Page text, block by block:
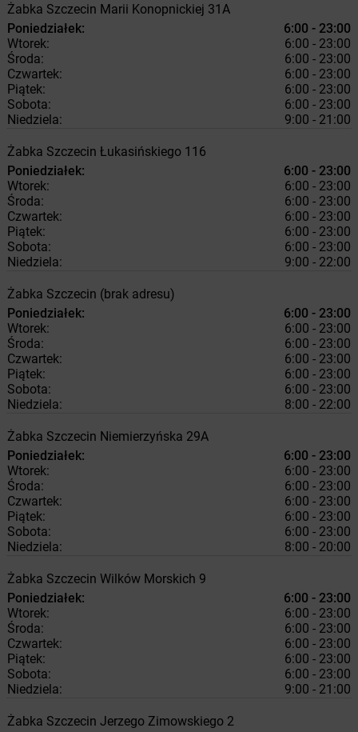
Żabka Szczecin Marii Konopnickiej 31A
Poniedziałek:
6:00 - 23:00
Wtorek:
6:00 - 23:00
Środa:
6:00 - 23:00
Czwartek:
6:00 - 23:00
Piątek:
6:00 - 23:00
Sobota:
6:00 - 23:00
Niedziela:
9:00 - 21:00
Żabka Szczecin Łukasińskiego 116
Poniedziałek:
6:00 - 23:00
Wtorek:
6:00 - 23:00
Środa:
6:00 - 23:00
Czwartek:
6:00 - 23:00
Piątek:
6:00 - 23:00
Sobota:
6:00 - 23:00
Niedziela:
9:00 - 22:00
Żabka Szczecin (brak adresu)
Poniedziałek:
6:00 - 23:00
Wtorek:
6:00 - 23:00
Środa:
6:00 - 23:00
Czwartek:
6:00 - 23:00
Piątek:
6:00 - 23:00
Sobota:
6:00 - 23:00
Niedziela:
8:00 - 22:00
Żabka Szczecin Niemierzyńska 29A
Poniedziałek:
6:00 - 23:00
Wtorek:
6:00 - 23:00
Środa:
6:00 - 23:00
Czwartek:
6:00 - 23:00
Piątek:
6:00 - 23:00
Sobota:
6:00 - 23:00
Niedziela:
8:00 - 20:00
Żabka Szczecin Wilków Morskich 9
Poniedziałek:
6:00 - 23:00
Wtorek:
6:00 - 23:00
Środa:
6:00 - 23:00
Czwartek:
6:00 - 23:00
Piątek:
6:00 - 23:00
Sobota:
6:00 - 23:00
Niedziela:
9:00 - 21:00
Żabka Szczecin Jerzego Zimowskiego 2